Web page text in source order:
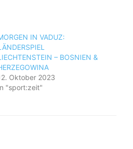
IN VADUZ:
– BOSNIEN &
Oktober 2023
"sport:zeit"